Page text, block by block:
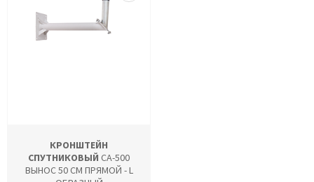
КРОНШТЕЙН
СПУТНИКОВЫЙ CA-500
ВЫНОС 50 СМ ПРЯМОЙ - L